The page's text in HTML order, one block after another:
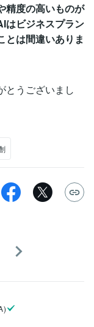
精度の高いものが
はビジネスプラン
とは間違いありま
とうございまし